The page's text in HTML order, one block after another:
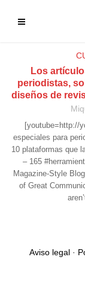
Los
periodistas,
diseños de
[youtube=http://
especiales para
10 plataformas que
– 165
Magazine-Style
of Great
Aviso legal·